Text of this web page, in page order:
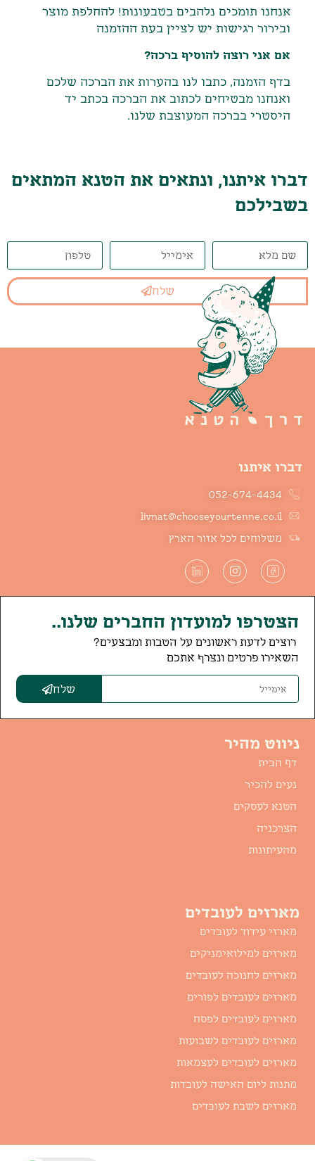
אנחנו תומכים נלהבים בטבעונות! להחלפת מוצר
ובירור רגישות יש לציין בעת ההזמנה
אם אני רוצה להוסיף ברכה?
בדף הזמנה, כתבו לנו בהערות את הברכה שלכם
ואנחנו מבטיחים לכתוב את הברכה בכתב יד
היסטרי בברכה המעוצבת שלנו.
דברו איתנו, ונתאים את הטנא המתאים
בשבילכם
שלח
דברו איתנו
052-674-4434
livnat@chooseyourtenne.co.il
משלוחים לכל אזור הארץ
הצטרפו למועדון החברים שלנו..
רוצים לדעת ראשונים על הטבות ומבצעים?
השאירו פרטים ונצרף אתכם
שלח
ניווט מהיר
דף הבית
נעים להכיר
הטנא לעסקים
הצרכניה
מהעיתונות
מארזים לעובדים
מארזי עידוד לעובדים
מארזים למילואימניקים
מארזים לחנוכה לעובדים
מארזים לעובדים לפורים
מארזים לעובדים לפסח
מארזים לעובדים לשבועות
מארזים לעובדים לעצמאות
מתנות ליום האישה לעובדות
מארזים לשבת לעובדים